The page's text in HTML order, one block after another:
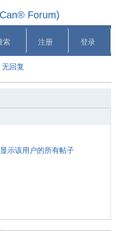
Forum)
索 注册 登录
无回复
显示该用户的所有帖子